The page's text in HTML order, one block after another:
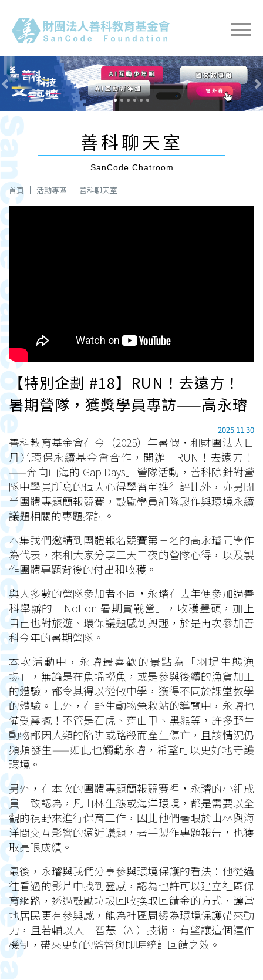
Previous Next
善科聊天室
SanCode Chatroom
首頁 活動專區 善科聊天室
【特別企劃 #18】RUN！去遠方！
暑期營隊，獲獎學員專訪——高永璿
2025.11.30
善科教育基金會在今（2025）年暑假，和財團法人日
月光環保永續基金會合作，開辦「RUN！去遠方！
——奔向山海的 Gap Days」營隊活動，善科除針對營
隊中學員所寫的個人心得學習單進行評比外，亦另開
半團體專題簡報競賽，鼓勵學員組隊製作與環境永續
議題相關的專題探討。
本集我們邀請到團體報名競賽第三名的高永璿同學作
為代表，來和大家分享三天二夜的營隊心得，以及製
作團體專題背後的付出和收穫。
與大多數的營隊參加者不同，永璿在去年便參加過善
科舉辦的「Notion 暑期實戰營」，收穫豐碩，加上
自己也對旅遊、環保議題感到興趣，於是再次參加善
科今年的暑期營隊。
本次活動中，永璿最喜歡的景點為「羽堤生態漁
場」，無論是在魚塭撈魚，或是參與後續的漁貨加工
的體驗，都令其得以從做中學，獲得不同於課堂教學
的體驗。此外，在野生動物急救站的導覽中，永璿也
備受震撼！不管是石虎、穿山甲、黑熊等，許多野生
動物都因人類的陷阱或路殺而產生傷亡，且該情況仍
頻頻發生——如此也觸動永璿，希望可以更好地守護
環境。
另外，在本次的團體專題簡報競賽裡，永璿的小組成
員一致認為，凡山林生態或海洋環境，都是需要以全
觀的視野來進行保育工作，因此他們著眼於山林與海
洋間交互影響的還近議題，著手製作專題報告，也獲
取亮眼成績。
最後，永璿與我們分享參與環境保護的看法：他從過
往看過的影片中找到靈感，認為也許可以建立社區保
育網路，透過鼓勵垃圾回收換取回饋金的方式，讓當
地居民更有參與感，能為社區周邊為環境保護帶來動
力，且若輔以人工智慧（AI）技術，有望讓這個運作
機制，帶來更好的監督與即時統計回饋之效。